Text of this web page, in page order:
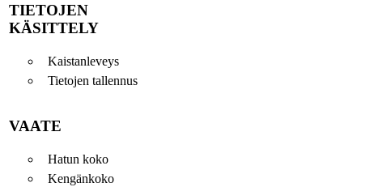
TIETOJEN
KÄSITTELY
Kaistanleveys
Tietojen tallennus
VAATE
Hatun koko
Kengänkoko